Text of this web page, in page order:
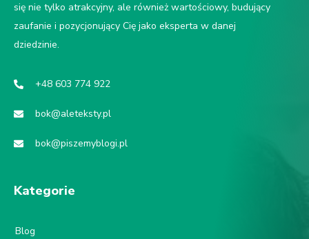
się nie tylko atrakcyjny, ale również wartościowy, budujący
zaufanie i pozycjonujący Cię jako eksperta w danej
dziedzinie.
+48 603 774 922
bok@aleteksty.pl
bok@piszemyblogi.pl
Kategorie
Blog